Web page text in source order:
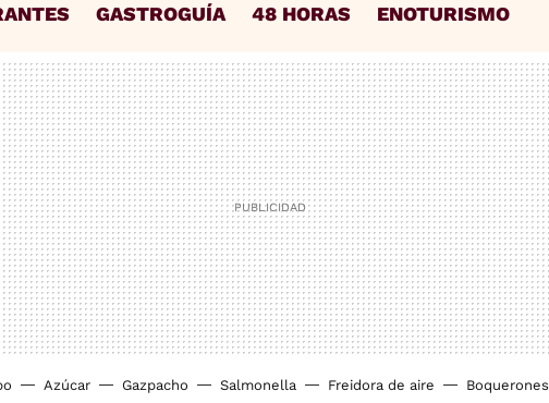
GASTROGUÍA 48 HORAS ENOTURISMO
Azúcar Gazpacho Salmonella Freidora de aire Boquerones